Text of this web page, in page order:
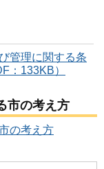
管理に関する条
：133KB）
市の考え方
の考え方